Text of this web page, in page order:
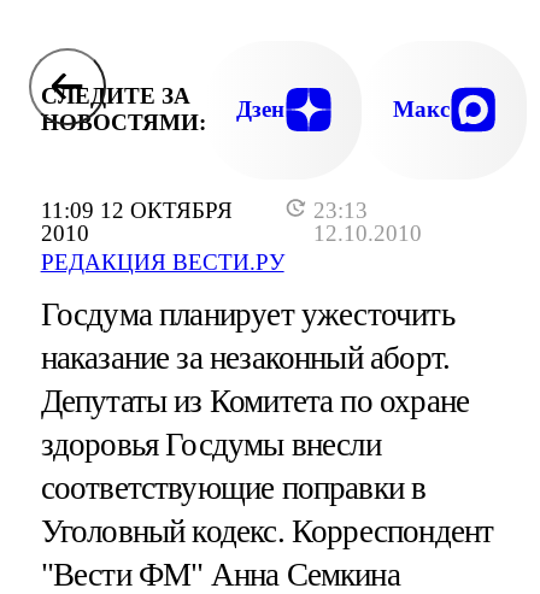
11:09 12 ОКТЯБРЯ
2010
23:13
12.10.2010
РЕДАКЦИЯ ВЕСТИ.РУ
СЛЕДИТЕ ЗА
НОВОСТЯМИ:
Дзен Макс
Госдума планирует ужесточить
наказание за незаконный аборт.
Депутаты из Комитета по охране
здоровья Госдумы внесли
соответствующие поправки в
Уголовный кодекс. Корреспондент
"Вести ФМ" Анна Семкина